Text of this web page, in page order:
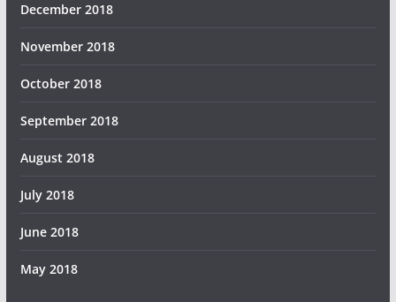
December 2018
November 2018
October 2018
September 2018
August 2018
July 2018
June 2018
May 2018